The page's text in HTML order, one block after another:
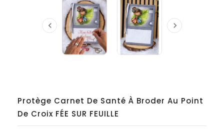
 
Protège Carnet De Santé À Broder Au Point
De Croix FÉE SUR FEUILLE